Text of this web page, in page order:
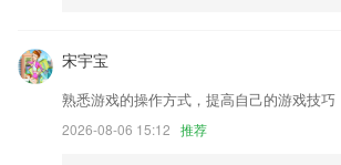
联系我们
以上就是tom叔叔最新网站的介绍，如果您喜欢这
化修改。
宋宇宝
熟悉游戏的操作方式，提高自己的游戏技巧
2026-08-06 15:12 推荐